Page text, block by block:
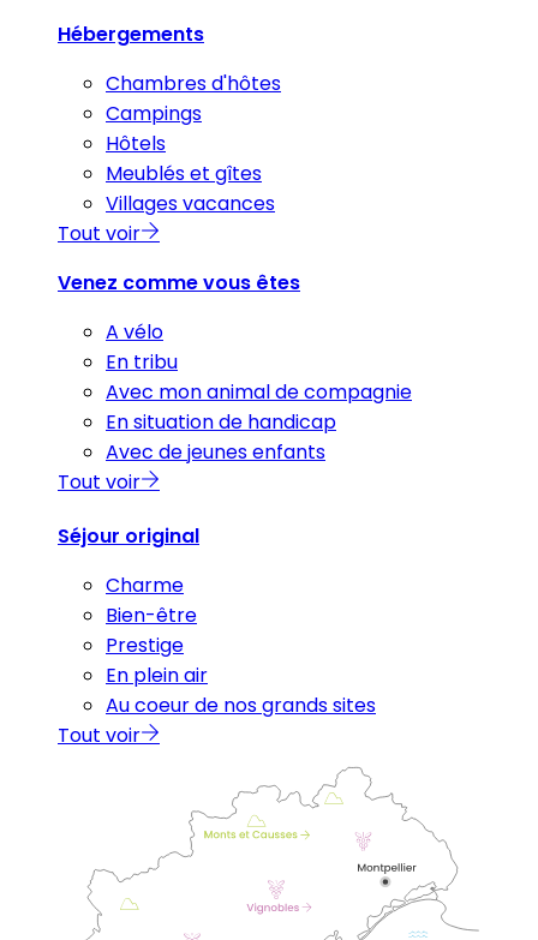
Hébergements
Chambres d'hôtes
Campings
Hôtels
Meublés et gîtes
Villages vacances
Tout voir
Venez comme vous êtes
A vélo
En tribu
Avec mon animal de compagnie
En situation de handicap
Avec de jeunes enfants
Tout voir
Séjour original
Charme
Bien-être
Prestige
En plein air
Au coeur de nos grands sites
Tout voir